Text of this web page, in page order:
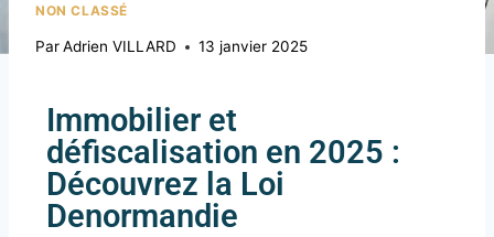
NON CLASSÉ
ParAdrien VILLARD 13 janvier 2025
Immobilier et
défiscalisation en 2025 :
Découvrez la Loi
Denormandie